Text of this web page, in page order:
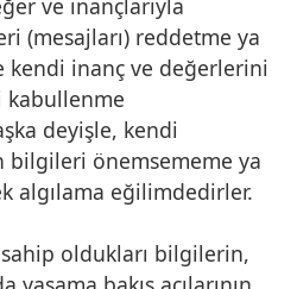
ve inançlarıyla
(mesajları) reddetme ya
kendi inanç ve değerlerini
deyişle, kendi
bilgileri önemsememe ya
algılama eğilimdedirler.
oldukları bilgilerin,